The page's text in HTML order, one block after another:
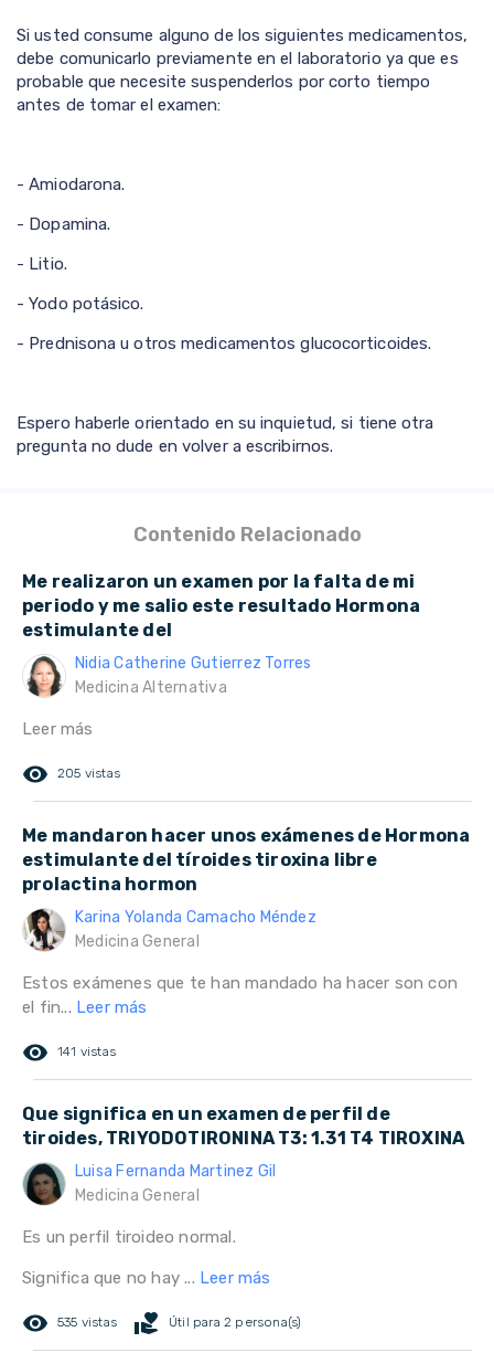
Si usted consume alguno de los siguientes medicamentos,
debe comunicarlo previamente en el laboratorio ya que es
probable que necesite suspenderlos por corto tiempo
antes de tomar el examen:
- Amiodarona.
- Dopamina.
- Litio.
- Yodo potásico.
- Prednisona u otros medicamentos glucocorticoides.
Espero haberle orientado en su inquietud, si tiene otra
pregunta no dude en volver a escribirnos.
Contenido Relacionado
Me realizaron un examen por la falta de mi
periodo y me salio este resultado Hormona
estimulante del
Nidia Catherine Gutierrez Torres
Medicina Alternativa
Leer más
remove_red_eye 205 vistas
Me mandaron hacer unos exámenes de Hormona
estimulante del tíroides tiroxina libre
prolactina hormon
Karina Yolanda Camacho Méndez
Medicina General
Estos exámenes que te han mandado ha hacer son con
el fin... Leer más
remove_red_eye 141 vistas
Que significa en un examen de perfil de
tiroides, TRIYODOTIRONINA T3: 1.31 T4 TIROXINA
Luisa Fernanda Martinez Gil
Medicina General
Es un perfil tiroideo normal.
Significa que no hay ... Leer más
remove_red_eye 535 vistas volunteer_activism Útil para 2 persona(s)